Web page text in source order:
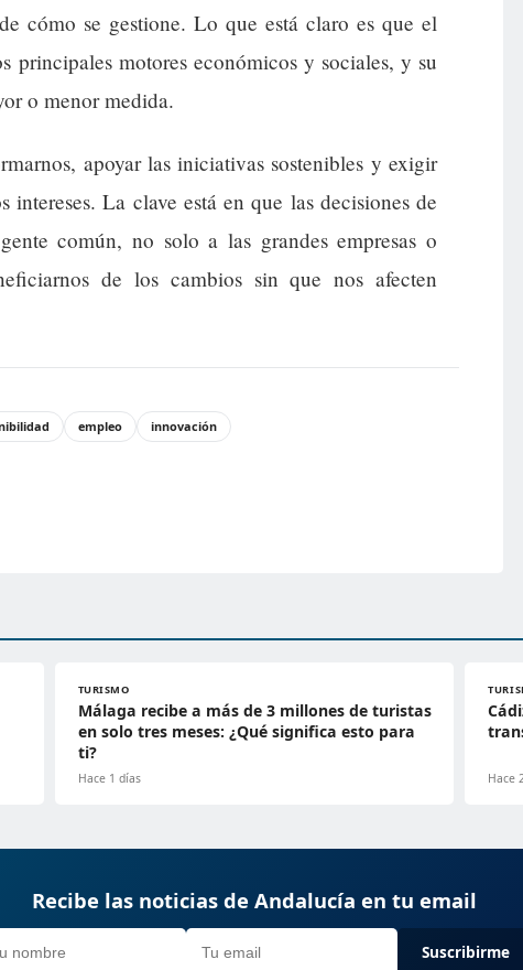
cómo se gestione. Lo que está claro es que el
principales motores económicos y sociales, y su
o menor medida.
apoyar las iniciativas sostenibles y exigir
intereses. La clave está en que las decisiones de
común, no solo a las grandes empresas o
de los cambios sin que nos afecten
empleo innovación
TURISMO
Málaga recibe a más de 3 millones de turistas
en solo tres meses: ¿Qué significa esto para
ti?
Hace 1 días Hace
Recibe las noticias de Andalucía en tu email
Suscribirme